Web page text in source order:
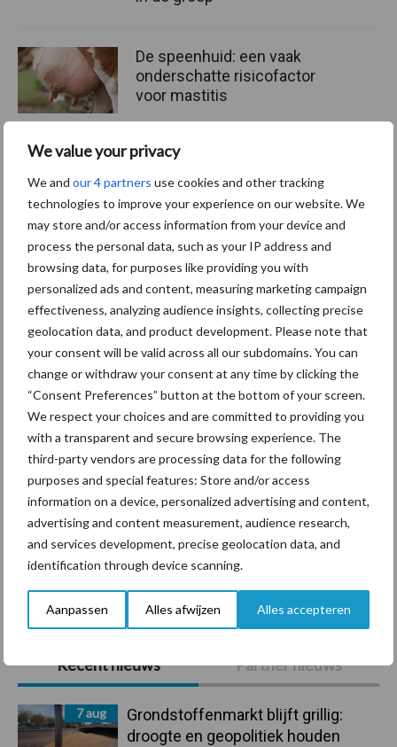
We value your privacy
We and our 4 partners use cookies and other tracking
technologies to improve your experience on our website. We
may store and/or access information from your device and
process the personal data, such as your IP address and
browsing data, for purposes like providing you with
personalized ads and content, measuring marketing campaign
effectiveness, analyzing audience insights, collecting precise
geolocation data, and product development. Please note that
your consent will be valid across all our subdomains. You can
change or withdraw your consent at any time by clicking the
“Consent Preferences” button at the bottom of your screen.
We respect your choices and are committed to providing you
with a transparent and secure browsing experience. The
third-party vendors are processing data for the following
purposes and special features: Store and/or access
information on a device, personalized advertising and content,
advertising and content measurement, audience research,
and services development, precise geolocation data, and
identification through device scanning.
Aanpassen Alles afwijzen Alles accepteren
Sidebar
Recent nieuws Partner nieuws
7 aug
Grondstoffenmarkt blijft grillig:
droogte en geopolitiek houden
De speenhuid: een vaak
onderschatte risicofactor
voor mastitis
marktaandeel groeien in
krimpende Nederlandse
markt
Themapagina's
Diergezondheid Bemesting Fokkerij
Bedrijfsnieuws
Ligbox &
Voerhekken